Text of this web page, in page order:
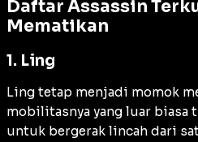
Daftar Assassin
Mematikan
1. Ling
Ling tetap menjadi momok
mobilitasnya yang luar biasa
untuk bergerak lincah dari